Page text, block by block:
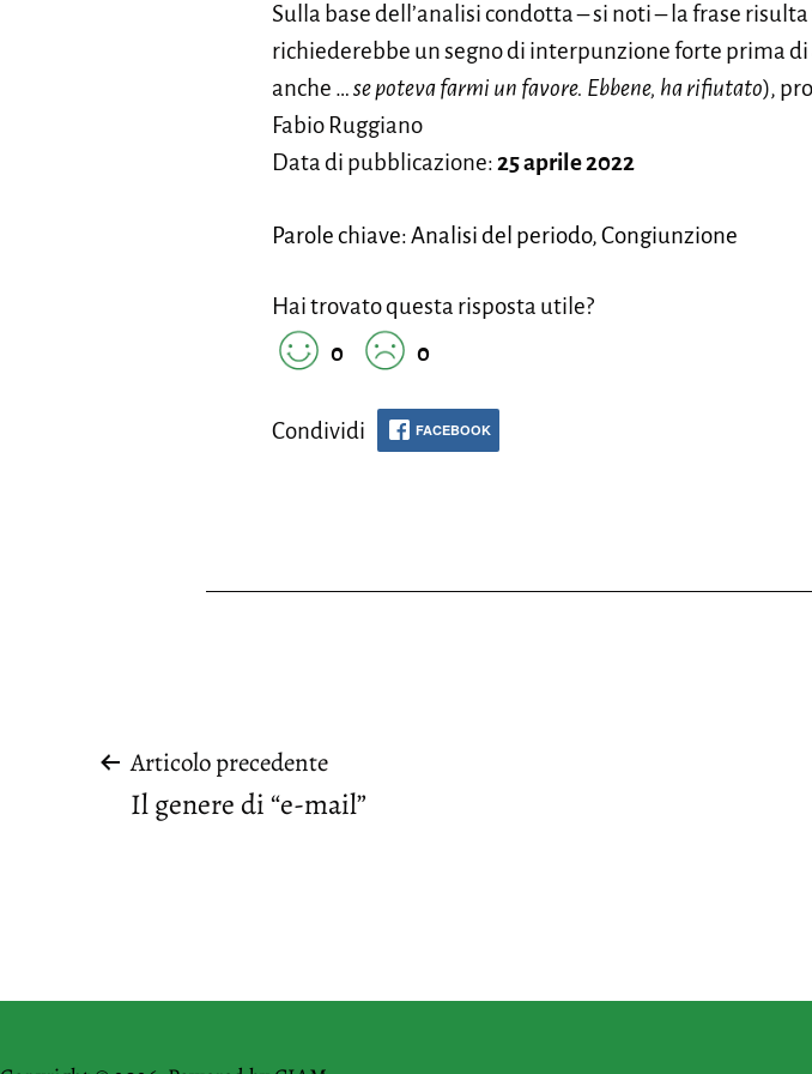
Sulla base dell’analisi condotta – si noti – la frase
richiederebbe un segno di interpunzione forte prima di
anche …se poteva farmi un favore. Ebbene, ha rifiutato),
Fabio Ruggiano
Data di pubblicazione:25 aprile 2022
Parole chiave: Analisi del periodo, Congiunzione
Hai trovato questa risposta utile?
0
0
Condividi FACEBOOK
Navigazione
articoli
Articolo precedente
Il genere di “e-mail”